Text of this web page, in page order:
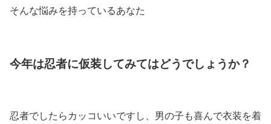
そんな悩みを持っているあなた
今年は忍者に仮装してみてはどうでしょうか？
忍者でしたらカッコいいですし、男の子も喜んで衣装を着